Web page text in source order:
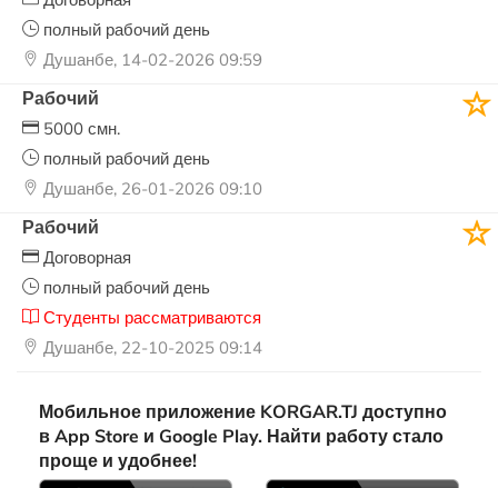
полный рабочий день
Душанбе, 14-02-2026 09:59
Рабочий
5000 смн.
полный рабочий день
Душанбе, 26-01-2026 09:10
Рабочий
Договорная
полный рабочий день
Студенты рассматриваются
Душанбе, 22-10-2025 09:14
Мобильное приложение KORGAR.TJ доступно
в App Store и Google Play. Найти работу стало
проще и удобнее!